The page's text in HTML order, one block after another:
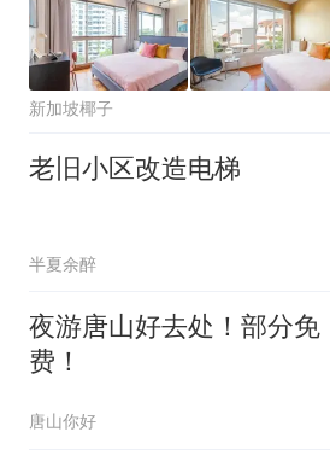
新加坡椰子
老旧小区改造电梯
半夏余醉
夜游唐山好去处！部分免
费！
唐山你好